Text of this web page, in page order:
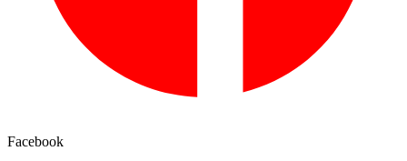
Facebook